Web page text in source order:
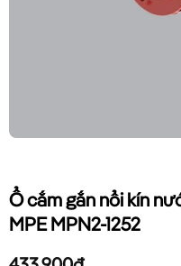
Ổ cắm gắn nổi kín
MPE MPN2-1252